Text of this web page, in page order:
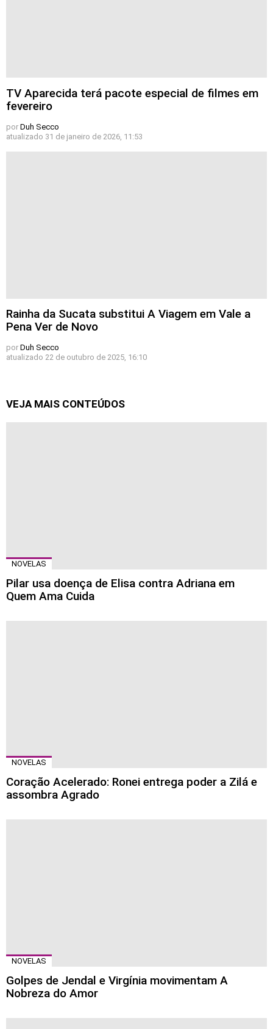
TV Aparecida terá pacote especial de filmes em
fevereiro
por Duh Secco
atualizado 31 de janeiro de 2026, 11:53
Rainha da Sucata substitui A Viagem em Vale a
Pena Ver de Novo
por Duh Secco
atualizado 22 de outubro de 2025, 16:10
VEJA MAIS CONTEÚDOS
NOVELAS
Pilar usa doença de Elisa contra Adriana em
Quem Ama Cuida
NOVELAS
Coração Acelerado: Ronei entrega poder a Zilá e
assombra Agrado
NOVELAS
Golpes de Jendal e Virgínia movimentam A
Nobreza do Amor